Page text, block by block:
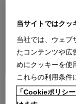
並べ替え：
当サイトではクッ
当社では、ウェブ
たコンテンツや広
めにクッキーを使
これらの利用条件
「Cookieポリシ